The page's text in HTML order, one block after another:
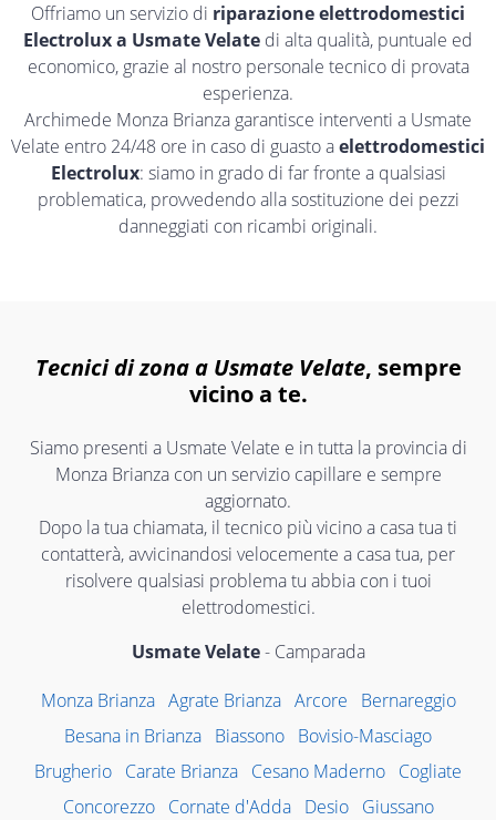
Offriamo un servizio di riparazione elettrodomestici
Electrolux a Usmate Velate di alta qualità, puntuale ed
economico, grazie al nostro personale tecnico di provata
esperienza.
Archimede Monza Brianza garantisce interventi a Usmate
Velate entro 24/48 ore in caso di guasto aelettrodomestici
Electrolux: siamo in grado di far fronte a qualsiasi
problematica, provvedendo alla sostituzione dei pezzi
danneggiati con ricambi originali.
Tecnici di zona a Usmate Velate, sempre
vicino a te.
Siamo presenti a Usmate Velate e in tutta la provincia di
Monza Brianza con un servizio capillare e sempre
aggiornato.
Dopo la tua chiamata, il tecnico più vicino a casa tua ti
contatterà, avvicinandosi velocemente a casa tua, per
risolvere qualsiasi problema tu abbia con i tuoi
elettrodomestici.
Usmate Velate- Camparada
Monza Brianza Agrate Brianza Arcore
Bernareggio
Besana in Brianza Biassono Bovisio-Masciago
Brugherio Carate Brianza Cesano Maderno Cogliate
Concorezzo
Cornate d'Adda Desio Giussano